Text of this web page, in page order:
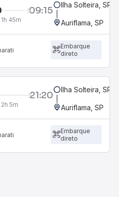
09:15
1h 45m
Ilha Solteira, SP
Auriflama, SP
Embarque
direto
21:20
2h 5m
Ilha Solteira, SP
Auriflama, SP
Embarque
direto